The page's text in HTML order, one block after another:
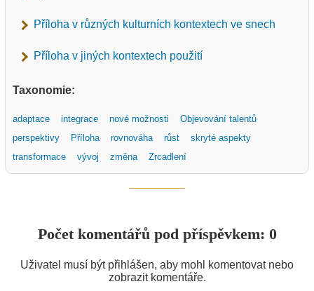
Příloha v různých kulturních kontextech ve snech
Příloha v jiných kontextech použití
Taxonomie:
adaptace integrace nové možnosti
Objevování talentů
perspektivy
Příloha rovnováha růst
skryté aspekty
transformace
vývoj změna Zrcadlení
Počet komentářů pod příspěvkem: 0
Uživatel musí být přihlášen, aby mohl komentovat nebo
zobrazit komentáře.